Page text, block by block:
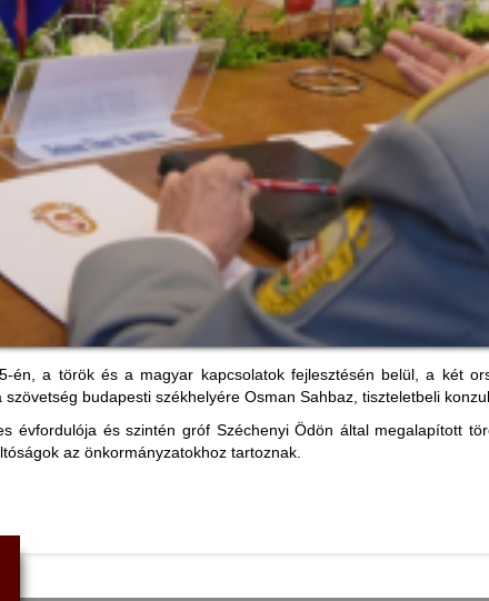
én, a török és a magyar kapcsolatok fejlesztésén belül, a két
budapesti székhelyére Osman Sahbaz, tiszteletbeli
évfordulója és szintén gróf Széchenyi Ödön által megalapított
az önkormányzatokhoz tartoznak.